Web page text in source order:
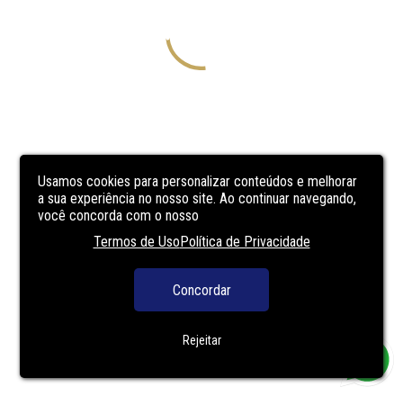
Usamos cookies para personalizar conteúdos e melhorar
a sua experiência no nosso site. Ao continuar navegando,
você concorda com o nosso
Termos de UsoPolítica de Privacidade
Concordar
Rejeitar